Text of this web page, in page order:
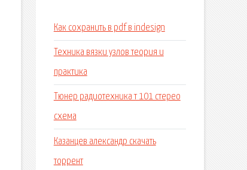
Как сохранить в pdf в indesign
Техника вязки узлов теория и
практика
Тюнер радиотехника т 101 стерео
схема
Казанцев александр скачать
торрент